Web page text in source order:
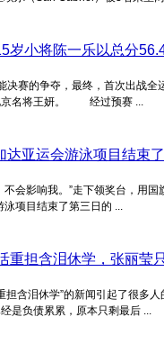
岁小将陈一乐以总分
赛的争夺，最终，首次出战
京名将王妍。 经过预赛 ...
亚运会游泳项目结束
会影响我。”走下领奖台，用
项目结束了第三日的 ...
重担含泪休学，张丽莹
含泪休学”的新闻引起了很多
是负债累累，原本只剩最后 ...